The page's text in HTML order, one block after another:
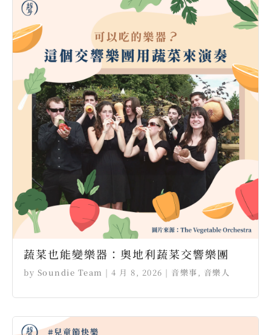
蔬菜也能變樂器：奧地利蔬菜交響樂團
by Soundie Team | 4 月 8, 2026 | 音樂事, 音樂人